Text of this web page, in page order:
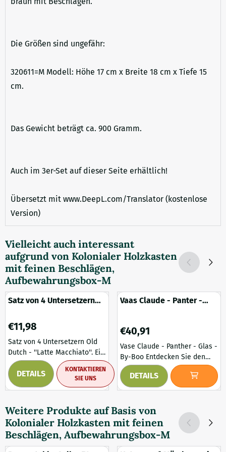
Die Größen sind ungefähr:
320611=M Modell: Höhe 17 cm x Breite 18 cm x Tiefe 15
cm.
Das Gewicht beträgt ca. 900 Gramm.
Auch im 3er-Set auf dieser Seite erhältlich!
Übersetzt mit www.DeepL.com/Translator (kostenlose
Version)
Vielleicht auch interessant
aufgrund von Kolonialer Holzkasten
mit feinen Beschlägen,
Aufbewahrungsbox-M
Satz von 4 Untersetzern
Preis: 11,98
€11,98
Satz von 4 Untersetzern Old
Dutch - ''Latte Macchiato''. Ein
Satz von vier lustigen und
praktischen Untersetzern,
altniederländisch, mit Seil
mit 4 Untersetzern
(homedec.olddutch.coffee.404059)
Maße Untersetzer ca.: L 9 cm x
B 9 cm x T 1,3 cm Neu
DETAILS
KONTAKTIEREN
SIE UNS
Vaas Claude - Panter -
Preis: 40,91
€40,91
Vase Claude - Panther - Glas -
By-Boo Entdecken Sie den
einzigartigen Charme der
Glasvase Claude von By-Boo,
die mit einem auffälligen
Mit einer Höhe von 40 cm ist
diese Vase ein auffälliges
Stück in jedem Interieur. Das
ungewöhnliche Design bringt
DETAILS
Weitere Produkte auf Basis von
Kolonialer Holzkasten mit feinen
Beschlägen, Aufbewahrungsbox-M